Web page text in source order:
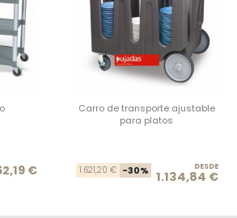
Precio base
Precio
€
Carro de transporte ajustable
para platos
1.621,20 € -30% DESDE
1.134,84 €